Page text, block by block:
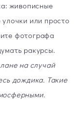
живописные
или просто
фотографа
ракурсы.
на случай
дождика. Такие